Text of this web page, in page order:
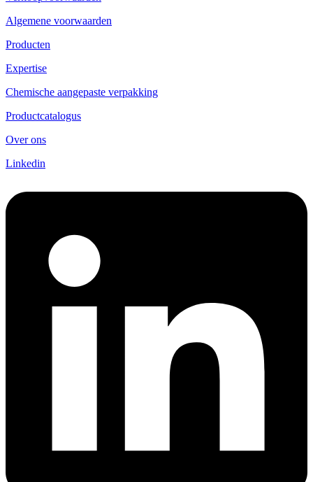
Algemene voorwaarden
Producten
Expertise
Chemische aangepaste verpakking
Productcatalogus
Over ons
Linkedin